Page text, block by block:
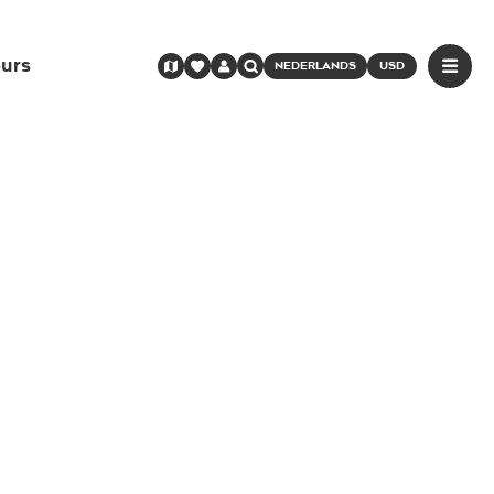
NEDERLANDS USD